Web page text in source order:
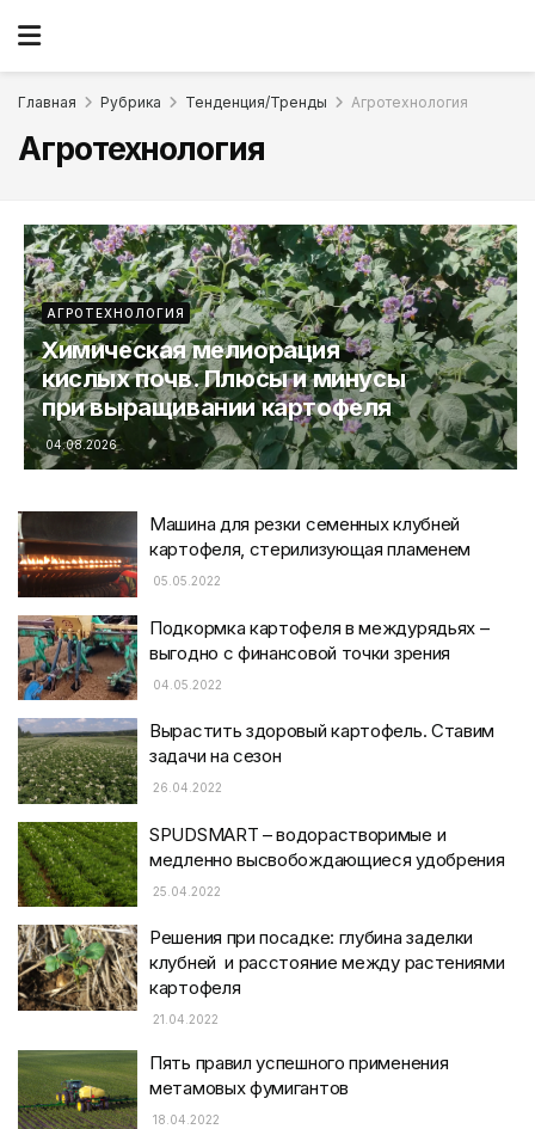
Главная Рубрика Тенденция/Тренды Агротехнология
Агротехнология
АГРОТЕХНОЛОГИЯ
Химическая мелиорация
кислых почв. Плюсы и минусы
при выращивании картофеля
04.08.2026
Машина для резки семенных клубней
картофеля, стерилизующая пламенем
05.05.2022
Подкормка картофеля в междурядьях –
выгодно с финансовой точки зрения
04.05.2022
Вырастить здоровый картофель. Ставим
задачи на сезон
26.04.2022
SPUDSMART – водорастворимые и
медленно высвобождающиеся удобрения
25.04.2022
Решения при посадке: глубина заделки
клубней и расстояние между растениями
картофеля
21.04.2022
Пять правил успешного применения
метамовых фумигантов
18.04.2022